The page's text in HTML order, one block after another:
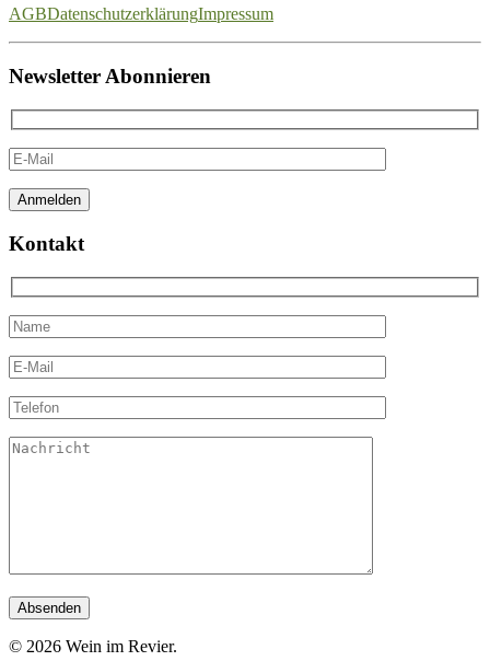
AGBDatenschutzerklärungImpressum
Newsletter Abonnieren
Kontakt
© 2026 Wein im Revier.